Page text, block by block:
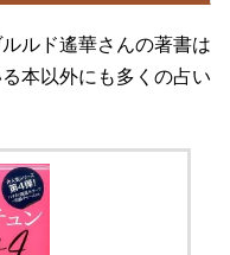
ルド遙華さんの著書は
本以外にも多くの占い